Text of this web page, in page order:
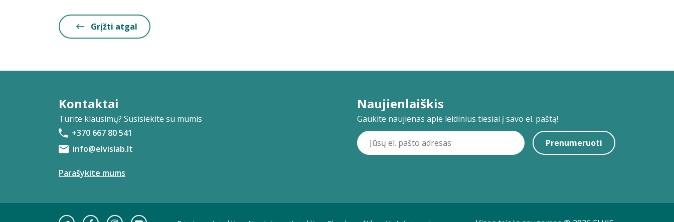
Grįžti atgal
Kontaktai
Turite klausimų? Susisiekite su mumis
+370 667 80 541
info@elvislab.lt
Parašykite mums
Naujienlaiškis
Gaukite naujienas apie leidinius tiesiai į savo el. paštą!
Prenumeruoti